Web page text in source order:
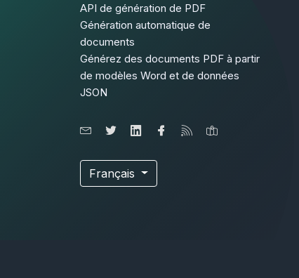
API de génération de PDF
Génération automatique de
documents
Générez des documents PDF à partir
de modèles Word et de données
JSON
Français